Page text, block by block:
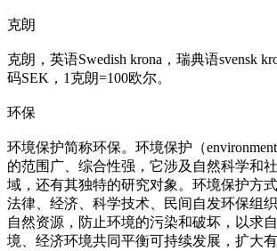
克朗
克朗，英语Swedish krona，瑞典语svensk
码SEK，1克朗=100欧尔。
环保
环境保护简称环保。环境保护（enviro
的范围广、综合性强，它涉及自然科学和
域，还有其独特的研究对象。环境保护方
法律、经济、科学技术、民间自发环保组
自然资源，防止环境的污染和破坏，以求
境、经济环境共同平衡可持续发展，扩大